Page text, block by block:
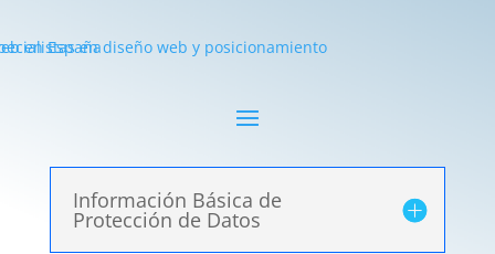
Información Básica de
Protección de Datos